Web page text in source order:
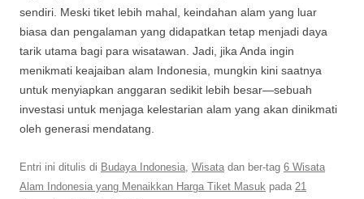
sendiri. Meski tiket lebih mahal, keindahan alam yang luar
biasa dan pengalaman yang didapatkan tetap menjadi daya
tarik utama bagi para wisatawan. Jadi, jika Anda ingin
menikmati keajaiban alam Indonesia, mungkin kini saatnya
untuk menyiapkan anggaran sedikit lebih besar—sebuah
investasi untuk menjaga kelestarian alam yang akan dinikmati
oleh generasi mendatang.
Entri ini ditulis di Budaya Indonesia, Wisata dan ber-tag 6 Wisata
Alam Indonesia yang Menaikkan Harga Tiket Masuk pada 21